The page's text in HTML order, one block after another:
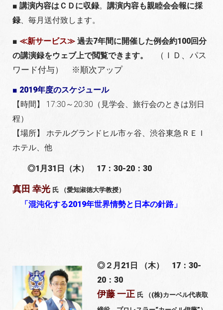
■ 講演内容はＣＤに収録。 講演内容も親睦会会報に採
録、毎月送付致します。
■ ≪新サービス≫ 過去7年間に開催した例会約100回分
の講演録をウェブ上で閲覧できます。
（ＩＤ、パス
ワード付与） ※順次アップ
■ 2019年度のスケジュール
【時間】 17:30～20:30（見学会、旅行会のときは別日
程）
【場所】 ホテルグランドヒル市ヶ谷、渋谷東急ＲＥＩ
ホテル、他
◎1月31日（木） 17：30-20：30
真田 幸光 氏 （愛知淑徳大学教授）
「混沌化する2019年世界情勢と日本の針路 」
◎２月21日 （木）
17：30-
20：30
伊藤 一正 氏
（(株)カーベル代表取